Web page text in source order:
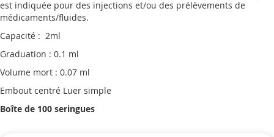
est indiquée pour des injections et/ou des prélèvements de
médicaments/fluides.
Capacité : 2ml
Graduation : 0.1 ml
Volume mort : 0.07 ml
Embout centré Luer simple
Boîte de 100 seringues